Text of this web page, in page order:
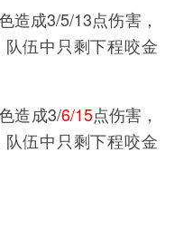
成3/5/13点伤害，
伍中只剩下程咬金
造成3/6/15点伤害，
伍中只剩下程咬金